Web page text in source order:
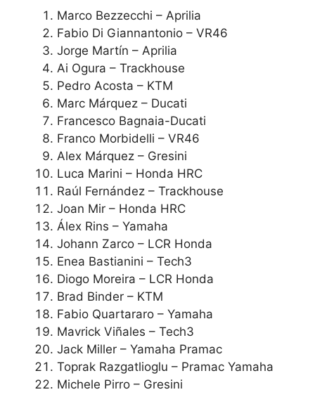
Marco Bezzecchi – Aprilia
Fabio Di Giannantonio – VR46
Jorge Martín – Aprilia
Ai Ogura – Trackhouse
Pedro Acosta – KTM
Marc Márquez – Ducati
Francesco Bagnaia-Ducati
Franco Morbidelli – VR46
Alex Márquez – Gresini
Luca Marini – Honda HRC
Raúl Fernández – Trackhouse
Joan Mir – Honda HRC
Álex Rins – Yamaha
Johann Zarco – LCR Honda
Enea Bastianini – Tech3
Diogo Moreira – LCR Honda
Brad Binder – KTM
Fabio Quartararo – Yamaha
Mavrick Viñales – Tech3
Jack Miller – Yamaha Pramac
Toprak Razgatlioglu – Pramac Yamaha
Michele Pirro – Gresini